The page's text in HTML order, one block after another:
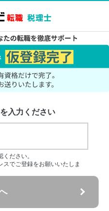
入力ください
ださい。
でご登録をお願いいたしま